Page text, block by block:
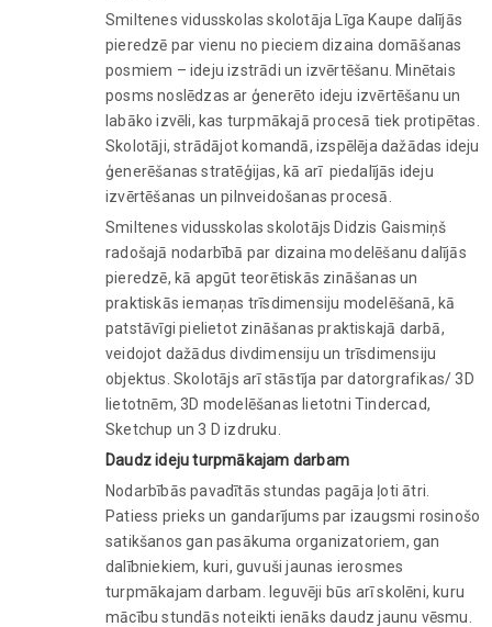
Smiltenes vidusskolas skolotāja Līga Kaupe dalījās
pieredzē par vienu no pieciem dizaina domāšanas
posmiem – ideju izstrādi un izvērtēšanu. Minētais
posms noslēdzas ar ģenerēto ideju izvērtēšanu un
labāko izvēli, kas turpmākajā procesā tiek protipētas.
Skolotāji, strādājot komandā, izspēlēja dažādas ideju
ģenerēšanas stratēģijas, kā arī piedalījās ideju
izvērtēšanas un pilnveidošanas procesā.
Smiltenes vidusskolas skolotājs Didzis Gaismiņš
radošajā nodarbībā par dizaina modelēšanu dalījās
pieredzē, kā apgūt teorētiskās zināšanas un
praktiskās iemaņas trīsdimensiju modelēšanā, kā
patstāvīgi pielietot zināšanas praktiskajā darbā,
veidojot dažādus divdimensiju un trīsdimensiju
objektus. Skolotājs arī stāstīja par datorgrafikas/ 3D
lietotnēm, 3D modelēšanas lietotni Tindercad,
Sketchup un 3 D izdruku.
Daudz ideju turpmākajam darbam
Nodarbībās pavadītās stundas pagāja ļoti ātri.
Patiess prieks un gandarījums par izaugsmi rosinošo
satikšanos gan pasākuma organizatoriem, gan
dalībniekiem, kuri, guvuši jaunas ierosmes
turpmākajam darbam. Ieguvēji būs arī skolēni, kuru
mācību stundās noteikti ienāks daudz jaunu vēsmu.